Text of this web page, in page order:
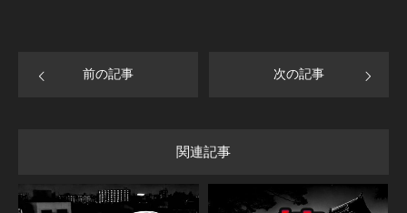
前の記事 次の記事
関連記事